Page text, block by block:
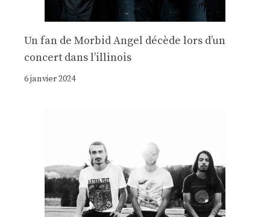
Un fan de Morbid Angel décède lors d’un
concert dans l’illinois
6 janvier 2024